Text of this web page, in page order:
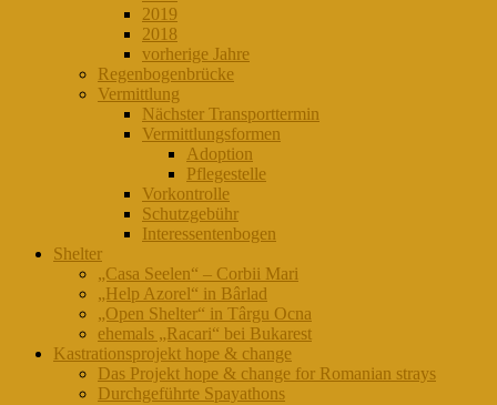
2019
2018
vorherige Jahre
Regenbogenbrücke
Vermittlung
Nächster Transporttermin
Vermittlungsformen
Adoption
Pflegestelle
Vorkontrolle
Schutzgebühr
Interessentenbogen
Shelter
„Casa Seelen“ – Corbii Mari
„Help Azorel“ in Bârlad
„Open Shelter“ in Târgu Ocna
ehemals „Racari“ bei Bukarest
Kastrationsprojekt hope & change
Das Projekt hope & change for Romanian strays
Durchgeführte Spayathons